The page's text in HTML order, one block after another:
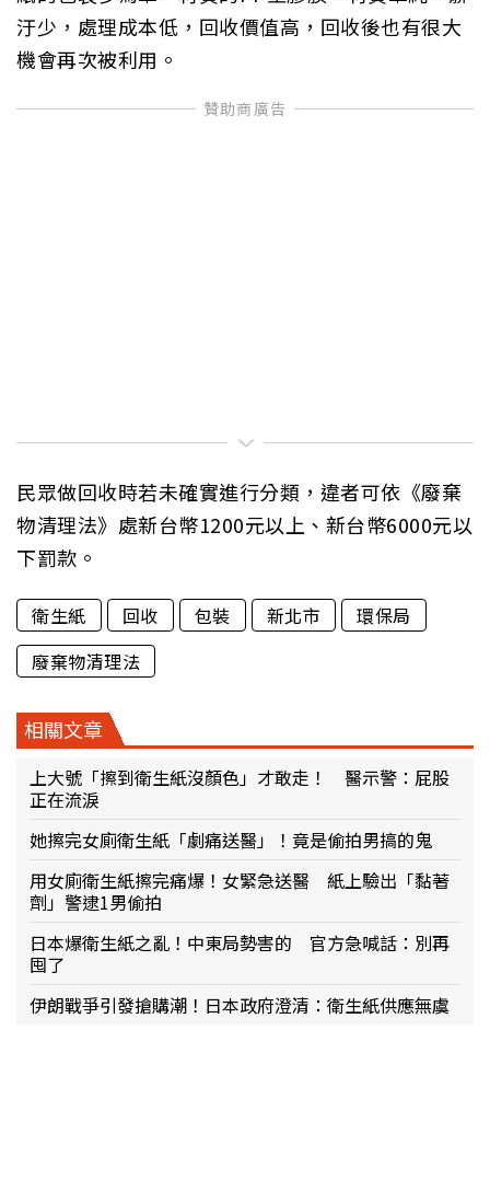
汙少，處理成本低，回收價值高，回收後也有很大
機會再次被利用。
民眾做回收時若未確實進行分類，違者可依《廢棄
物清理法》處新台幣1200元以上、新台幣6000元以
下罰款。
衛生紙 回收 包裝 新北市
環保局
廢棄物清理法
相關文章
上大號「擦到衛生紙沒顏色」才敢走！ 醫示警：屁股
正在流淚
她擦完女廁衛生紙「劇痛送醫」！竟是偷拍男搞的鬼
用女廁衛生紙擦完痛爆！女緊急送醫 紙上驗出「黏著
劑」警逮1男偷拍
日本爆衛生紙之亂！中東局勢害的 官方急喊話：別再
囤了
伊朗戰爭引發搶購潮！日本政府澄清：衛生紙供應無虞